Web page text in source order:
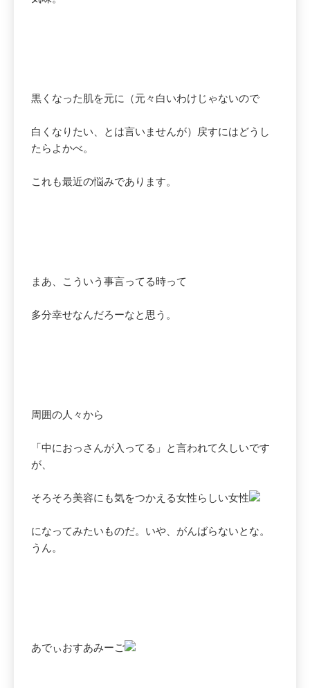
黒くなった肌を元に（元々白いわけじゃないので
白くなりたい、とは言いませんが）戻すにはどうし
たらよかべ。
これも最近の悩みであります。
まあ、こういう事言ってる時って
多分幸せなんだろーなと思う。
周囲の人々から
「中におっさんが入ってる」と言われて久しいです
が、
そろそろ美容にも気をつかえる女性らしい女性
になってみたいものだ。いや、がんばらないとな。
うん。
あでぃおすあみーご